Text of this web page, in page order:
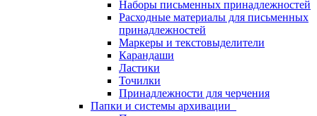
Наборы письменных принадлежностей
Расходные материалы для письменных
принадлежностей
Маркеры и текстовыделители
Карандаши
Ластики
Точилки
Принадлежности для черчения
Папки и системы архивации